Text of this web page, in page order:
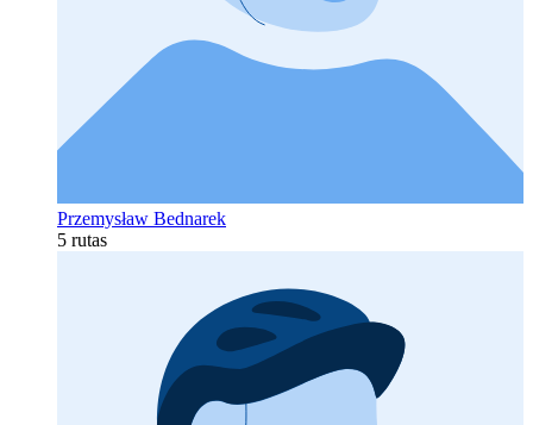
Przemysław Bednarek
5 rutas